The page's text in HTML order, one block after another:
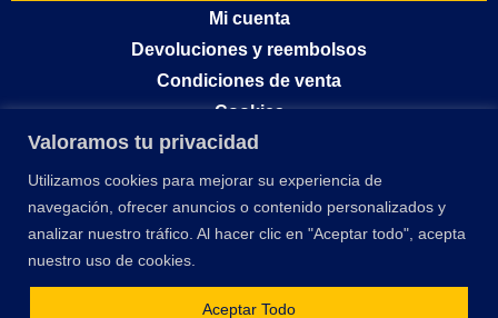
Valoramos tu privacidad
Utilizamos cookies para mejorar su experiencia de
navegación, ofrecer anuncios o contenido personalizados y
analizar nuestro tráfico. Al hacer clic en "Aceptar todo", acepta
nuestro uso de cookies.
Aceptar Todo
Mi cuenta
Devoluciones y reembolsos
Condiciones de venta
Cookies
Política de privacidad